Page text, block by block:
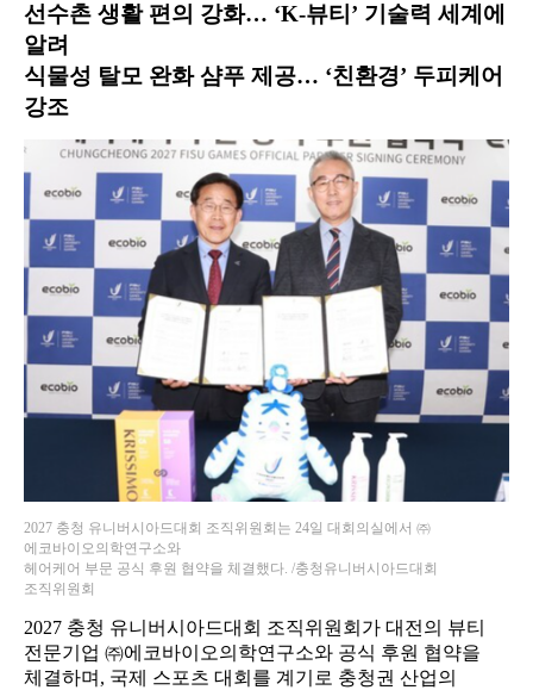
선수촌 생활 편의 강화… ‘K-뷰티’ 기술력 세계에
알려
식물성 탈모 완화 샴푸 제공… ‘친환경’ 두피케어
강조
2027 충청 유니버시아드대회 조직위원회는 24일 대회의실에서 ㈜
에코바이오의학연구소와
헤어케어 부문 공식 후원 협약을 체결했다. /충청유니버시아드대회
조직위원회
2027 충청 유니버시아드대회 조직위원회가 대전의 뷰티
전문기업 ㈜에코바이오의학연구소와 공식 후원 협약을
체결하며, 국제 스포츠 대회를 계기로 충청권 산업의